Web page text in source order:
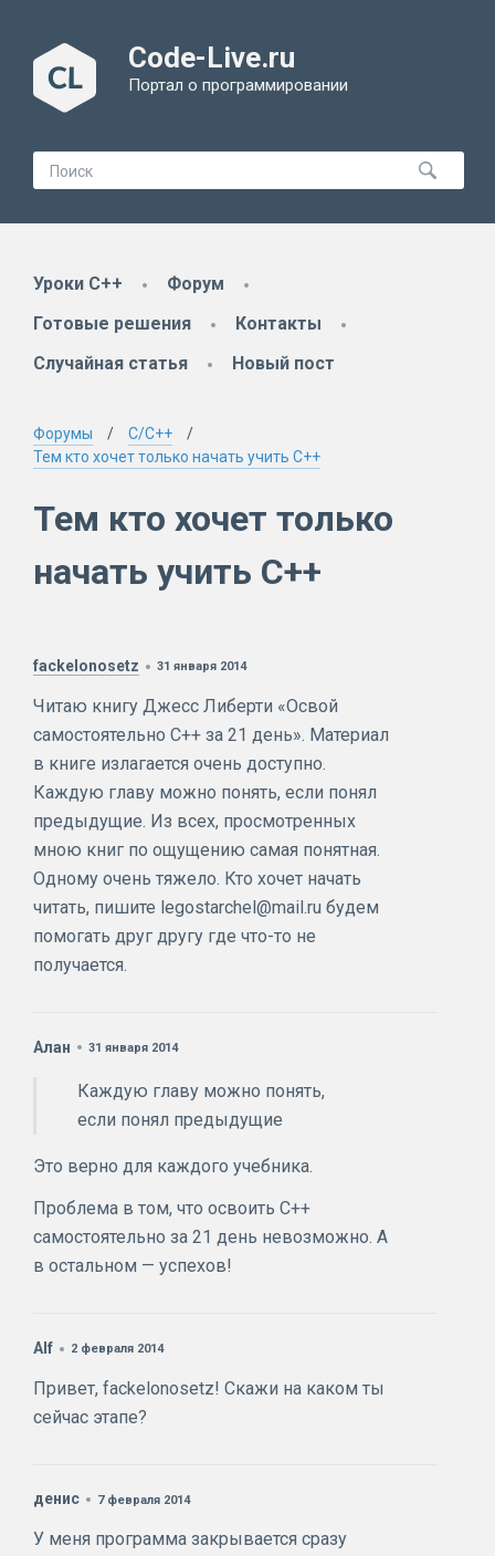
Code-Live.ru
Портал о программировании
Уроки C++
Форум
Готовые решения
Контакты
Случайная статья
Новый пост
Форумы
C/C++
Тем кто хочет только начать учить С++
Тем кто хочет только
начать учить С++
fackelonosetz 31 января 2014
Читаю книгу Джесс Либерти «Освой
самостоятельно С++ за 21 день». Материал
в книге излагается очень доступно.
Каждую главу можно понять, если понял
предыдущие. Из всех, просмотренных
мною книг по ощущению самая понятная.
Одному очень тяжело. Кто хочет начать
читать, пишите legostarchel@mail.ru будем
помогать друг другу где что-то не
получается.
Алан 31 января 2014
Каждую главу можно понять,
если понял предыдущие
Это верно для каждого учебника.
Проблема в том, что освоить С++
самостоятельно за 21 день невозможно. А
в остальном — успехов!
Alf 2 февраля 2014
Привет, fackelonosetz! Скажи на каком ты
сейчас этапе?
денис 7 февраля 2014
У меня программа закрывается сразу